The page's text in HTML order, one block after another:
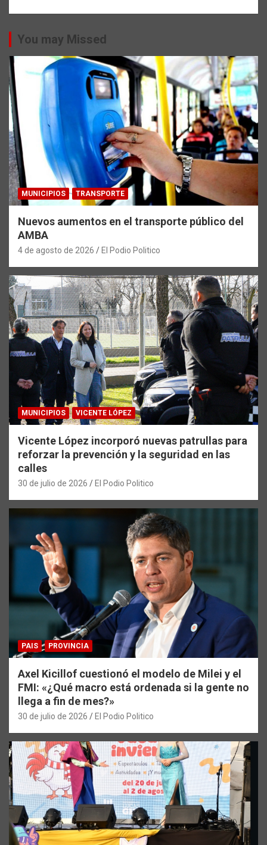
You may Missed
MUNICIPIOS TRANSPORTE
Nuevos aumentos en el transporte público del
AMBA
4 de agosto de 2026 El Podio Politico
MUNICIPIOS VICENTE LÓPEZ
Vicente López incorporó nuevas patrullas para
reforzar la prevención y la seguridad en las
calles
30 de julio de 2026 El Podio Politico
PAIS PROVINCIA
Axel Kicillof cuestionó el modelo de Milei y el
FMI: «¿Qué macro está ordenada si la gente no
llega a fin de mes?»
30 de julio de 2026 El Podio Politico